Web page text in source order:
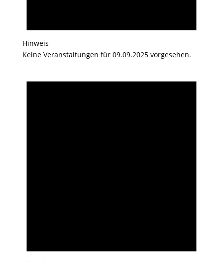
Hinweis
Keine Veranstaltungen für 09.09.2025 vorgesehen.